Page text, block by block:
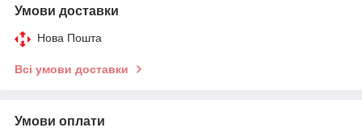
Умови доставки
Нова Пошта
Всі умови доставки
Умови оплати